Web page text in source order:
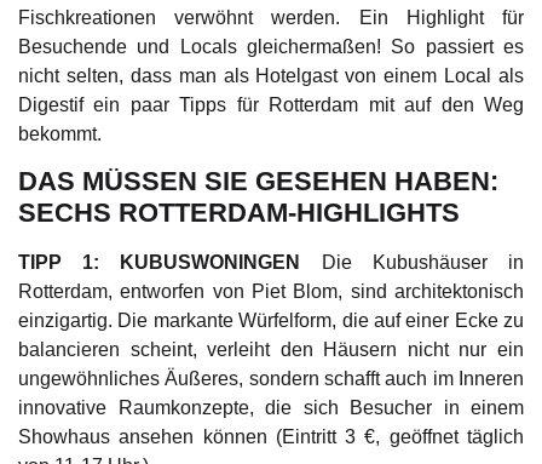
Fischkreationen verwöhnt werden. Ein Highlight für
Besuchende und Locals gleichermaßen! So passiert es
nicht selten, dass man als Hotelgast von einem Local als
Digestif ein paar Tipps für Rotterdam mit auf den Weg
bekommt.
DAS MÜSSEN SIE GESEHEN HABEN:
SECHS ROTTERDAM-HIGHLIGHTS
TIPP 1: KUBUSWONINGEN
Die Kubushäuser in
Rotterdam, entworfen von Piet Blom, sind architektonisch
einzigartig. Die markante Würfelform, die auf einer Ecke zu
balancieren scheint, verleiht den Häusern nicht nur ein
ungewöhnliches Äußeres, sondern schafft auch im Inneren
innovative Raumkonzepte, die sich Besucher in einem
Showhaus ansehen können (Eintritt 3 €, geöffnet täglich